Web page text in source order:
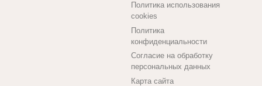
Политика использования
cookies
Политика
конфиденциальности
Согласие на обработку
персональных данных
Карта сайта